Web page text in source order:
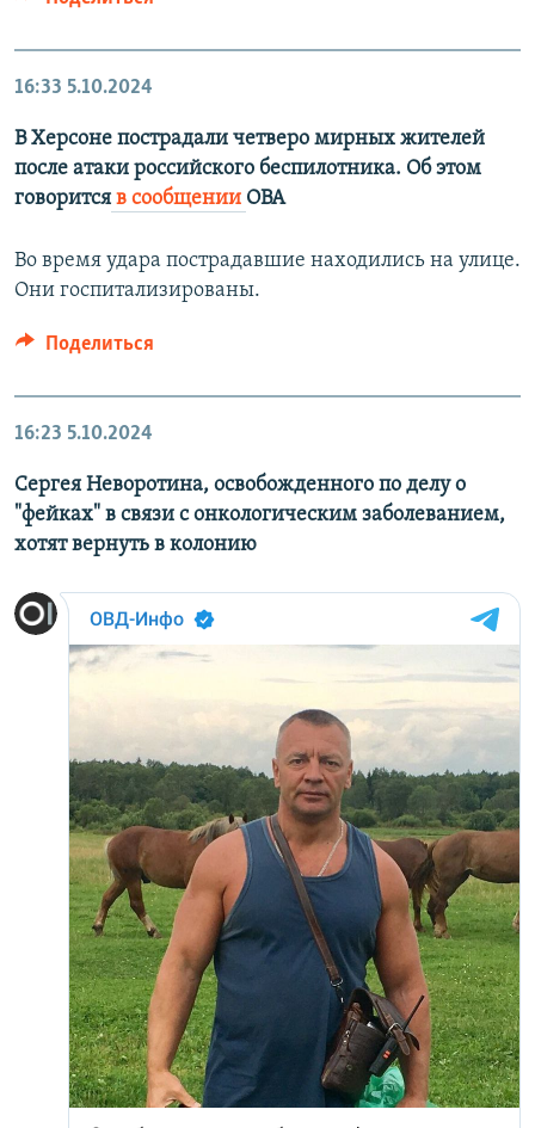
16:33 5.10.2024
В Херсоне пострадали четверо мирных жителей
после атаки российского беспилотника. Об этом
говорится в сообщении ОВА
Во время удара пострадавшие находились на улице.
Они госпитализированы.
Поделиться
16:23 5.10.2024
Сергея Неворотина, освобожденного по делу о
"фейках" в связи с онкологическим заболеванием,
хотят вернуть в колонию